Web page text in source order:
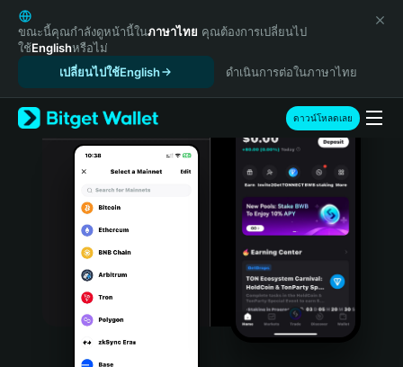
English
日本語
Tiếng Việt
Español (Latinoamérica)
Türkçe
Italiano
Português (Portugal)
Bahasa Indonesia
ขณะนี้คุณกำลังดูหน้านี้ในภาษาไทย คุณต้องการเปลี่ยนไป
ใช้Englishหรือไม่
เปลี่ยนไปใช้English
ดำเนินการต่อในภาษาไทย
ดาวน์โหลดเลย